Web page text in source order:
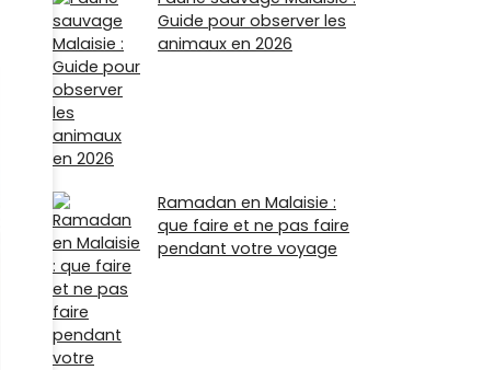
Guide pour observer les
animaux en 2026
Ramadan en Malaisie :
que faire et ne pas faire
pendant votre voyage